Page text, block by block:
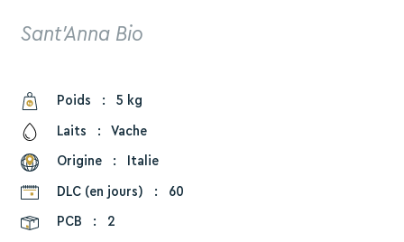
Sant'Anna Bio
Poids : 5 kg
Laits : Vache
Origine : Italie
DLC (en jours) : 60
PCB : 2